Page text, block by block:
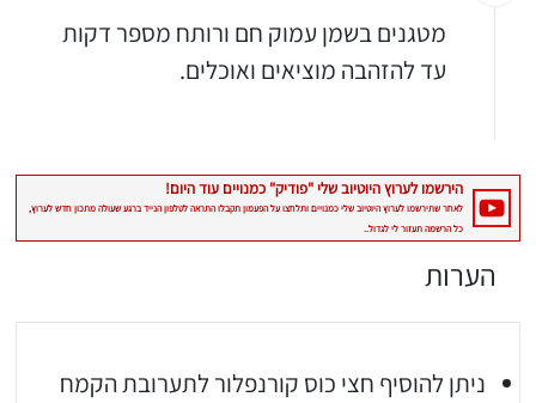
מטגנים בשמן עמוק חם ורותח מספר דקות
עד להזהבה מוציאים ואוכלים.
הערות
ניתן להוסיף חצי כוס קורנפלור לתערובת הקמח